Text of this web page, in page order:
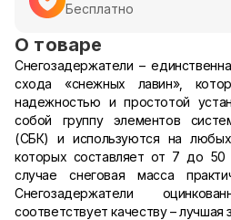
Бесплатно
О товаре
Снегозадержатели –
схода «снежных лавин»,
надежностью и простотой
собой группу элементов
(СБК) и используются на любых
которых составляет от 7 до
случае снеговая масса
Снегозадержатели
соответствует качеству – лучшая